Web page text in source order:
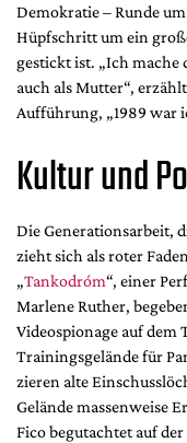
Demokratie – Runde
Hüpfschritt um ein
gestickt ist. „Ich mache
auch als Mutter“,
Aufführung, „1989 war
Kultur und
Die Generationsarbeit,
zieht sich als roter
„Tankodróm“, einer
Marlene Ruther,
Videospionage auf dem
Trainingsgelände für
zieren alte
Gelände massenweise
Fico begutachtet auf